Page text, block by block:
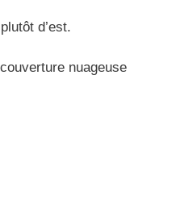
d’est.
nuageuse